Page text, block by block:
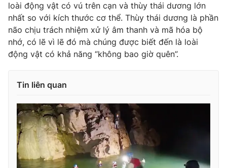
VTV Money VTV Thể thao
VTV Sức khoẻ Bất động sản
VTV4 Vươn mình bằng AI
VTV9 VTV8
Liên hệ tòa soạn English
loài động vật có vú trên cạn và thùy thái dương lớn
nhất so với kích thước cơ thể. Thùy thái dương là phần
não chịu trách nhiệm xử lý âm thanh và mã hóa bộ
nhớ, có lẽ vì lẽ đó mà chúng được biết đến là loài
động vật có khả năng “không bao giờ quên”.
Tin liên quan